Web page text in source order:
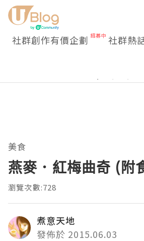
社群創作有價企劃 社群熱
美食
燕麥．紅梅曲奇 (附
瀏覽次數:728
煮意天地
發佈於 2015.06.03